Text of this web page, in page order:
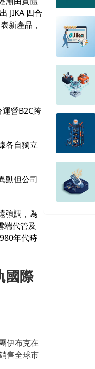
JIKA 四合
新產品，
營B2C跨
各自獨立
動但公司
強調，為
端代管及
年代時
國際
伊布克在
售全球市